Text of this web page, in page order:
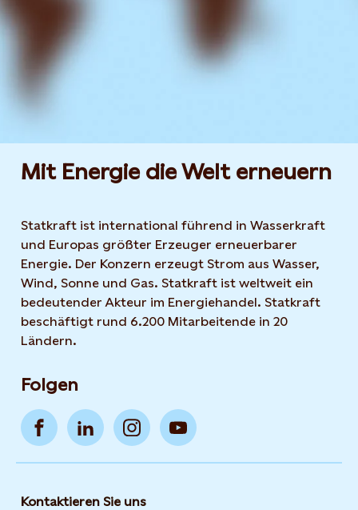
Mit Energie die Welt erneuern
Statkraft ist international führend in Wasserkraft
und Europas größter Erzeuger erneuerbarer
Energie. Der Konzern erzeugt Strom aus Wasser,
Wind, Sonne und Gas. Statkraft ist weltweit ein
bedeutender Akteur im Energiehandel. Statkraft
beschäftigt rund 6.200 Mitarbeitende in 20
Ländern.
Folgen
Kontaktieren Sie uns